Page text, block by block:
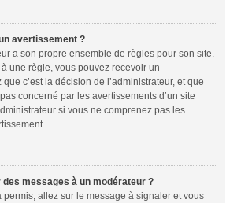
avertissement ?
a son propre ensemble de règles pour son site.
une règle, vous pouvez recevoir un
c’est la décision de l’administrateur, et que
concerné par les avertissements d’un site
si vous ne comprenez pas les
messages à un modérateur ?
permis, allez sur le message à signaler et vous